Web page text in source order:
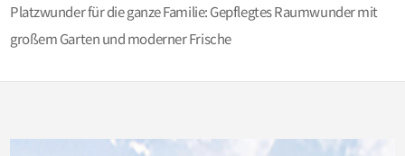
Platzwunder für die ganze Familie: Gepflegtes Raumwunder mit
großem Garten und moderner Frische